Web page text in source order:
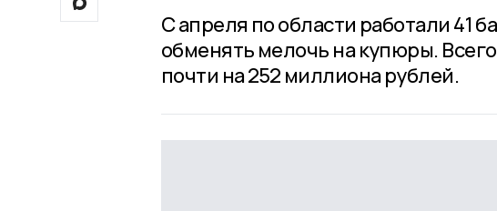
С апреля по области работали 41
обменять мелочь на купюры.
почти на 252 миллиона рублей.